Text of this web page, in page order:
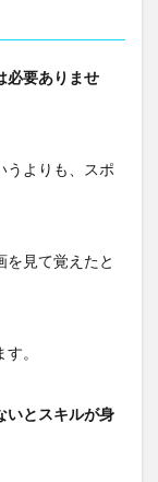
必要ありませ
うよりも、スポ
見て覚えたと
。
いとスキルが身